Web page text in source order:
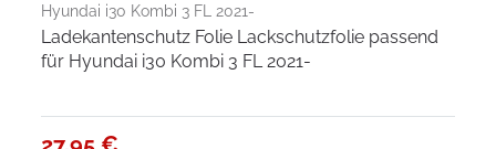
Hyundai i30 Kombi 3 FL 2021-
Ladekantenschutz Folie Lackschutzfolie passend
für Hyundai i30 Kombi 3 FL 2021-